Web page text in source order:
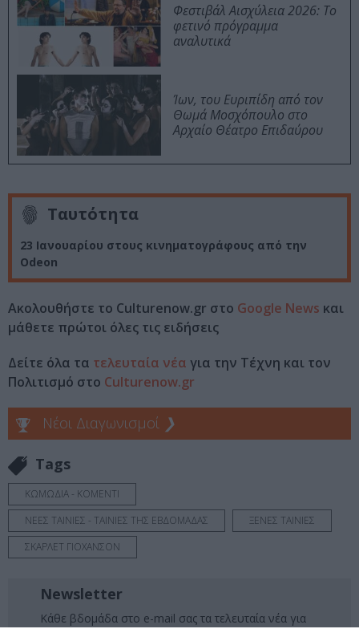
Φεστιβάλ Αισχύλεια 2026: Το
φετινό πρόγραμμα
αναλυτικά
Ίων, του Ευριπίδη από τον
Θωμά Μοσχόπουλο στο
Αρχαίο Θέατρο Επιδαύρου
Ταυτότητα
23 Ιανουαρίου στους κινηματογράφους από την
Odeon
Ακολουθήστε το Culturenow.gr στο Google News και
μάθετε πρώτοι όλες τις ειδήσεις
Δείτε όλα τα τελευταία νέα για την Τέχνη και τον
Πολιτισμό στο Culturenow.gr
Νέοι Διαγωνισμοί ❯
Tags
ΚΩΜΩΔΙΑ - ΚΟΜΕΝΤΙ
ΝΕΕΣ ΤΑΙΝΙΕΣ - ΤΑΙΝΙΕΣ ΤΗΣ ΕΒΔΟΜΑΔΑΣ
ΞΕΝΕΣ ΤΑΙΝΙΕΣ
ΣΚΑΡΛΕΤ ΓΙΟΧΑΝΣΟΝ
Newsletter
Κάθε βδομάδα στο e-mail σας τα τελευταία νέα για